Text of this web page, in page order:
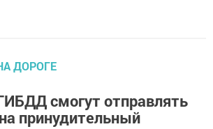
ДОРОГЕ
смогут отправлять
принудительный